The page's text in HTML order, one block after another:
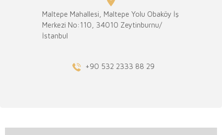
Maltepe Mahallesi, Maltepe Yolu Obaköy İş
Merkezi No:110, 34010 Zeytinburnu/
İstanbul
+90 532 2333 88 29